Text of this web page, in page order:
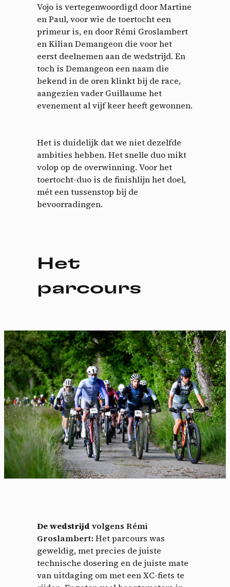
Vojo is vertegenwoordigd door Martine
en Paul, voor wie de toertocht een
primeur is, en door Rémi Groslambert
en Kilian Demangeon die voor het
eerst deelnemen aan de wedstrijd. En
toch is Demangeon een naam die
bekend in de oren klinkt bij de race,
aangezien vader Guillaume het
evenement al vijf keer heeft gewonnen.
Het is duidelijk dat we niet dezelfde
ambities hebben. Het snelle duo mikt
volop op de overwinning. Voor het
toertocht-duo is de finishlijn het doel,
mét een tussenstop bij de
bevoorradingen.
Het
parcours
De wedstrijd volgens Rémi
Groslambert:Het parcours was
geweldig, met precies de juiste
technische dosering en de juiste mate
van uitdaging om met een XC-fiets te